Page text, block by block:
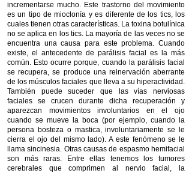
incrementarse mucho. Este trastorno del movimiento
es un tipo de mioclonía y es diferente de los tics, los
cuales tienen otras características. La toxina botulínica
no se aplica en los tics. La mayoría de las veces no se
encuentra una causa para este problema. Cuando
existe, el antecedente de parálisis facial es la más
común. Esto ocurre porque, cuando la parálisis facial
se recupera, se produce una reinervación aberrante
de los músculos faciales que lleva a su hiperactividad.
También puede suceder que las vías nerviosas
faciales se crucen durante dicha recuperación y
aparezcan movimientos involuntarios en el ojo
cuando se mueve la boca (por ejemplo, cuando la
persona bosteza o mastica, involuntariamente se le
cierra el ojo del mismo lado). A este fenómeno se le
llama sincinesia. Otras causas de espasmo hemifacial
son más raras. Entre ellas tenemos los tumores
cerebrales que comprimen al nervio facial, la